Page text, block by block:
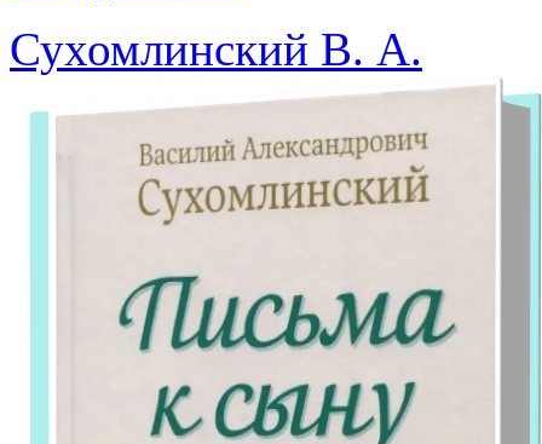
Сухомлинский В. А.